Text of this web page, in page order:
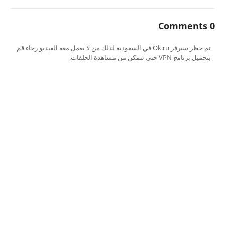
0 Comments
تم حظر سيرفر Ok.ru في السعودية لذلك من لا يعمل معه الفيديو رجاء قم
بتحميل برنامج VPN حتى تتمكن من مشاهدة الحلقات.